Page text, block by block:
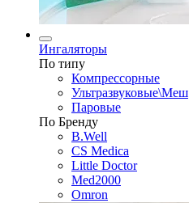
Ингаляторы
По типу
Компрессорные
Ультразвуковые\Меш
Паровые
По Бренду
B.Well
CS Medica
Little Doctor
Med2000
Omron